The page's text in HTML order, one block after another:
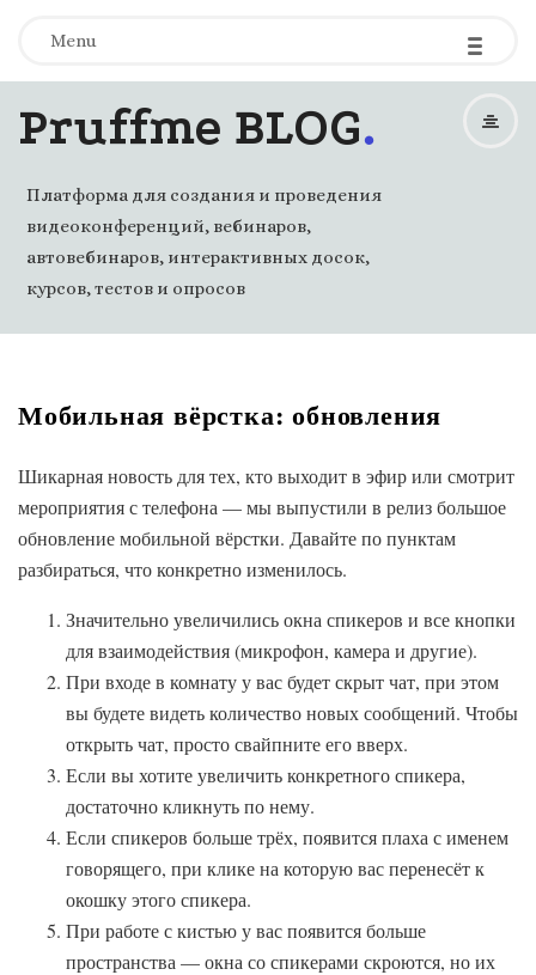
Menu -
-
-
Pruffme BLOG.
Платформа для создания и проведения
видеоконференций, вебинаров,
автовебинаров, интерактивных досок,
курсов, тестов и опросов
Мобильная вёрстка: обновления
Шикарная новость для тех, кто выходит в эфир или смотрит
мероприятия с телефона — мы выпустили в релиз большое
обновление мобильной вёрстки. Давайте по пунктам
разбираться, что конкретно изменилось.
Значительно увеличились окна спикеров и все кнопки
для взаимодействия (микрофон, камера и другие).
При входе в комнату у вас будет скрыт чат, при этом
вы будете видеть количество новых сообщений. Чтобы
открыть чат, просто свайпните его вверх.
Если вы хотите увеличить конкретного спикера,
достаточно кликнуть по нему.
Если спикеров больше трёх, появится плаха с именем
говорящего, при клике на которую вас перенесёт к
окошку этого спикера.
При работе с кистью у вас появится больше
пространства — окна со спикерами скроются, но их